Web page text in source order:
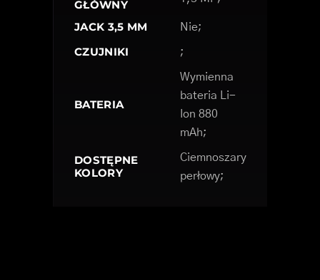
GŁÓWNY
JACK 3,5 MM Nie;
CZUJNIKI ;
BATERIA
Wymienna
bateria Li-
Ion 880
mAh;
DOSTĘPNE
KOLORY
Ciemnoszary
perłowy;